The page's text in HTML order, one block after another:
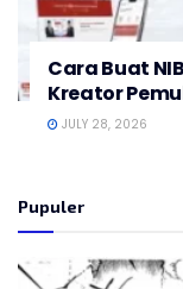
Cara Buat
Kreator
JULY 28, 2026
Pupuler